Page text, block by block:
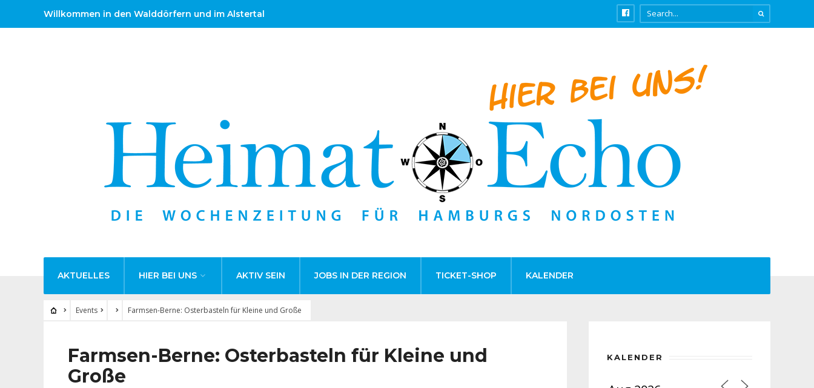
Willkommen in den Walddörfern und im Alstertal
AKTUELLES HIER BEI UNS AKTIV SEIN JOBS IN DER REGION TICKET-SHOP KALENDER
Events Farmsen-Berne: Osterbasteln für Kleine und Große
Farmsen-Berne: Osterbasteln für Kleine und
Große
KALENDER